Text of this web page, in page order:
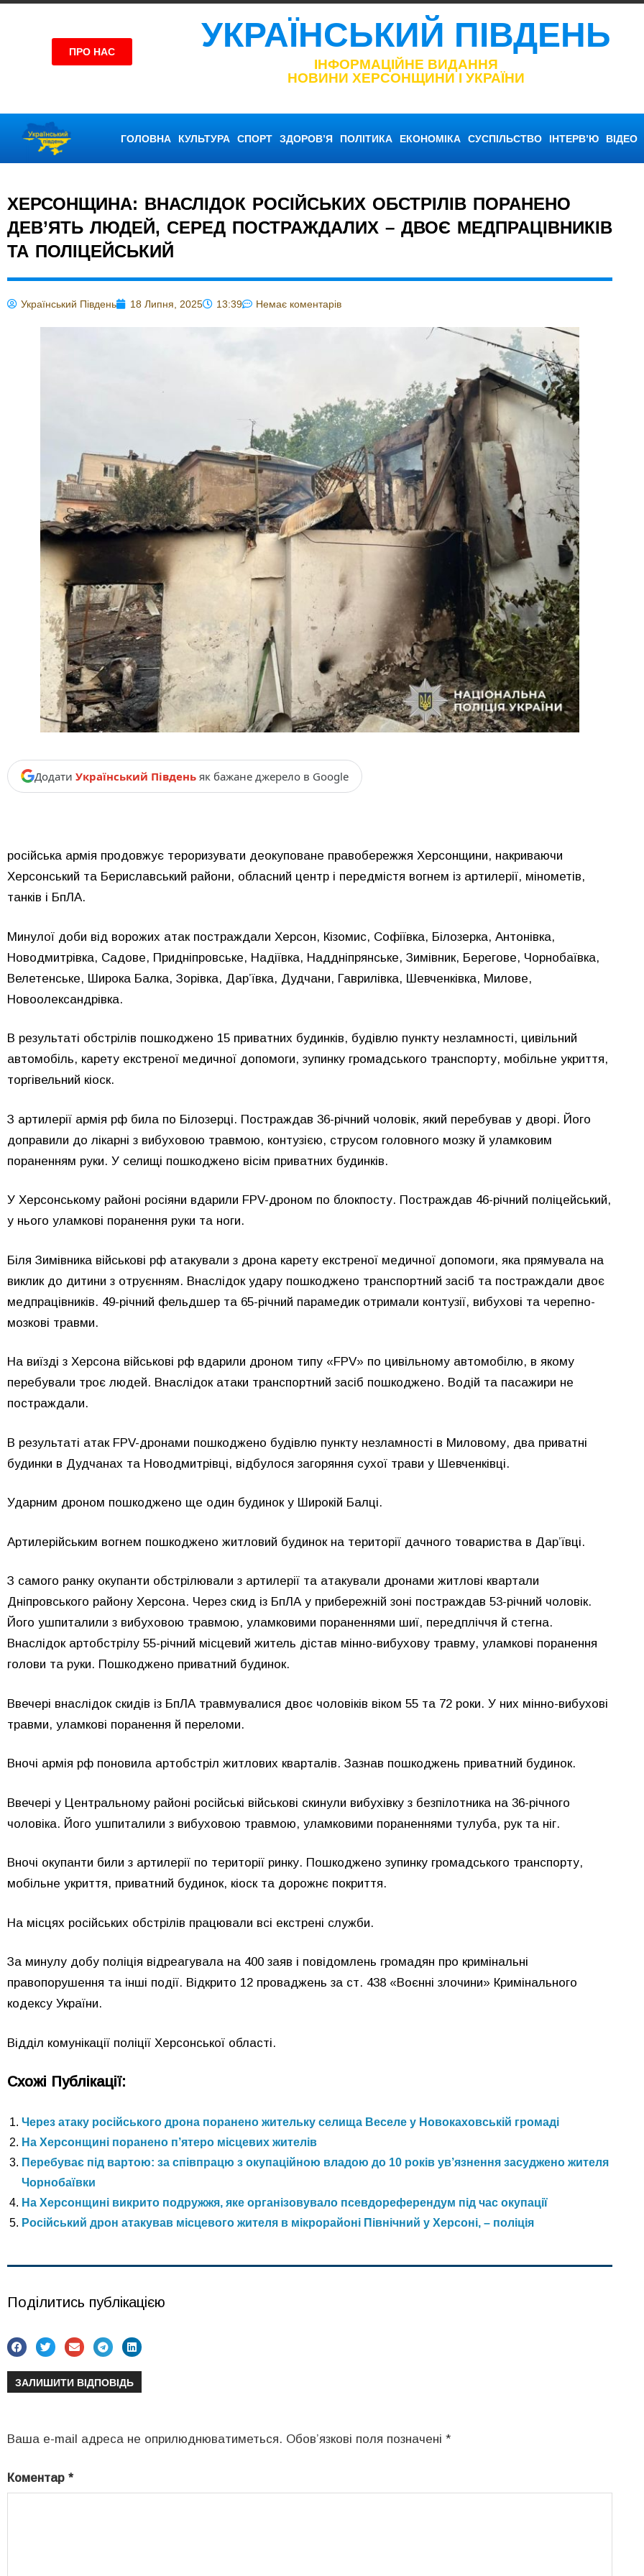
ПРО НАС УКРАЇНСЬКИЙ ПІВДЕНЬ
ІНФОРМАЦІЙНЕ ВИДАННЯ
НОВИНИ ХЕРСОНЩИНИ І УКРАЇНИ
ГОЛОВНА КУЛЬТУРА СПОРТ ЗДОРОВ’Я ПОЛІТИКА ЕКОНОМІКА СУСПІЛЬСТВО ІНТЕРВ’Ю ВІДЕО
ХЕРСОНЩИНА: ВНАСЛІДОК РОСІЙСЬКИХ ОБСТРІЛІВ ПОРАНЕНО
ДЕВ’ЯТЬ ЛЮДЕЙ, СЕРЕД ПОСТРАЖДАЛИХ – ДВОЄ МЕДПРАЦІВНИКІВ
ТА ПОЛІЦЕЙСЬКИЙ
Український Південь 18 Липня, 2025 13:39 Немає коментарів
Додати Український Південь як бажане джерело в Google
російська армія продовжує тероризувати деокуповане правобережжя Херсонщини, накриваючи
Херсонський та Бериславський райони, обласний центр і передмістя вогнем із артилерії, мінометів,
танків і БпЛА.
Минулої доби від ворожих атак постраждали Херсон, Кізомис, Софіївка, Білозерка, Антонівка,
Новодмитрівка, Садове, Придніпровське, Надіївка, Наддніпрянське, Зимівник, Берегове, Чорнобаївка,
Велетенське, Широка Балка, Зорівка, Дар’ївка, Дудчани, Гаврилівка, Шевченківка, Милове,
Новоолександрівка.
В результаті обстрілів пошкоджено 15 приватних будинків, будівлю пункту незламності, цивільний
автомобіль, карету екстреної медичної допомоги, зупинку громадського транспорту, мобільне укриття,
торгівельний кіоск.
З артилерії армія рф била по Білозерці. Постраждав 36-річний чоловік, який перебував у дворі. Його
доправили до лікарні з вибуховою травмою, контузією, струсом головного мозку й уламковим
пораненням руки. У селищі пошкоджено вісім приватних будинків.
У Херсонському районі росіяни вдарили FPV-дроном по блокпосту. Постраждав 46-річний поліцейський,
у нього уламкові поранення руки та ноги.
Біля Зимівника військові рф атакували з дрона карету екстреної медичної допомоги, яка прямувала на
виклик до дитини з отруєнням. Внаслідок удару пошкоджено транспортний засіб та постраждали двоє
медпрацівників. 49-річний фельдшер та 65-річний парамедик отримали контузії, вибухові та черепно-
мозкові травми.
На виїзді з Херсона військові рф вдарили дроном типу «FPV» по цивільному автомобілю, в якому
перебували троє людей. Внаслідок атаки транспортний засіб пошкоджено. Водій та пасажири не
постраждали.
В результаті атак FPV-дронами пошкоджено будівлю пункту незламності в Миловому, два приватні
будинки в Дудчанах та Новодмитрівці, відбулося загоряння сухої трави у Шевченківці.
Ударним дроном пошкоджено ще один будинок у Широкій Балці.
Артилерійським вогнем пошкоджено житловий будинок на території дачного товариства в Дар’ївці.
З самого ранку окупанти обстрілювали з артилерії та атакували дронами житлові квартали
Дніпровського району Херсона. Через скид із БпЛА у прибережній зоні постраждав 53-річний чоловік.
Його ушпиталили з вибуховою травмою, уламковими пораненнями шиї, передпліччя й стегна.
Внаслідок артобстрілу 55-річний місцевий житель дістав мінно-вибухову травму, уламкові поранення
голови та руки. Пошкоджено приватний будинок.
Ввечері внаслідок скидів із БпЛА травмувалися двоє чоловіків віком 55 та 72 роки. У них мінно-вибухові
травми, уламкові поранення й переломи.
Вночі армія рф поновила артобстріл житлових кварталів. Зазнав пошкоджень приватний будинок.
Ввечері у Центральному районі російські військові скинули вибухівку з безпілотника на 36-річного
чоловіка. Його ушпиталили з вибуховою травмою, уламковими пораненнями тулуба, рук та ніг.
Вночі окупанти били з артилерії по території ринку. Пошкоджено зупинку громадського транспорту,
мобільне укриття, приватний будинок, кіоск та дорожнє покриття.
На місцях російських обстрілів працювали всі екстрені служби.
За минулу добу поліція відреагувала на 400 заяв і повідомлень громадян про кримінальні
правопорушення та інші події. Відкрито 12 проваджень за ст. 438 «Воєнні злочини» Кримінального
кодексу України.
Відділ комунікації поліції Херсонської області.
Схожі Публікації:
Через атаку російського дрона поранено жительку селища Веселе у Новокаховській громаді
На Херсонщині поранено п’ятеро місцевих жителів
Перебуває під вартою: за співпрацю з окупаційною владою до 10 років ув’язнення засуджено жителя
Чорнобаївки
На Херсонщині викрито подружжя, яке організовувало псевдореферендум під час окупації
Російський дрон атакував місцевого жителя в мікрорайоні Північний у Херсоні, – поліція
Поділитись публікацією
ЗАЛИШИТИ ВІДПОВІДЬ
Ваша e-mail адреса не оприлюднюватиметься. Обов’язкові поля позначені *
Коментар *